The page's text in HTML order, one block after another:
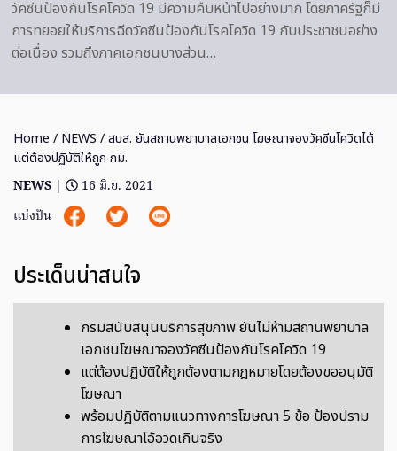
วัคซีนป้องกันโรคโควิด 19 มีความคืบหน้าไปอย่างมาก โดยภาครัฐก็มี
การทยอยให้บริการฉีดวัคซีนป้องกันโรคโควิด 19 กับประชาชนอย่าง
ต่อเนื่อง รวมถึงภาคเอกชนบางส่วน…
Home / NEWS / สบส. ยันสถานพยาบาลเอกชน โฆษณาจองวัคซีนโควิดได้
แต่ต้องปฏิบัติให้ถูก กม.
NEWS |
16 มิ.ย. 2021
แบ่งปัน
ประเด็นน่าสนใจ
กรมสนับสนุนบริการสุขภาพ ยันไม่ห้ามสถานพยาบาล
เอกชนโฆษณาจองวัคซีนป้องกันโรคโควิด 19
แต่ต้องปฏิบัติให้ถูกต้องตามกฎหมายโดยต้องขออนุมัติ
โฆษณา
พร้อมปฏิบัติตามแนวทางการโฆษณา 5 ข้อ ป้องปราม
การโฆษณาโอ้อวดเกินจริง